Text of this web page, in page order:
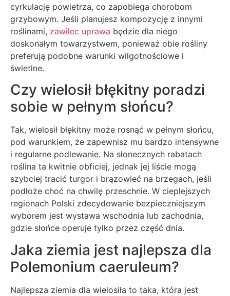
cyrkulację powietrza, co zapobiega chorobom
grzybowym. Jeśli planujesz kompozycję z innymi
roślinami, zawilec uprawa będzie dla niego
doskonałym towarzystwem, ponieważ obie rośliny
preferują podobne warunki wilgotnościowe i
świetlne.
Czy wielosił błękitny poradzi
sobie w pełnym słońcu?
Tak, wielosił błękitny może rosnąć w pełnym słońcu,
pod warunkiem, że zapewnisz mu bardzo intensywne
i regularne podlewanie. Na słonecznych rabatach
roślina ta kwitnie obficiej, jednak jej liście mogą
szybciej tracić turgor i brązowieć na brzegach, jeśli
podłoże choć na chwilę przeschnie. W cieplejszych
regionach Polski zdecydowanie bezpieczniejszym
wyborem jest wystawa wschodnia lub zachodnia,
gdzie słońce operuje tylko przez część dnia.
Jaka ziemia jest najlepsza dla
Polemonium caeruleum?
Najlepsza ziemia dla wielosiła to taka, która jest